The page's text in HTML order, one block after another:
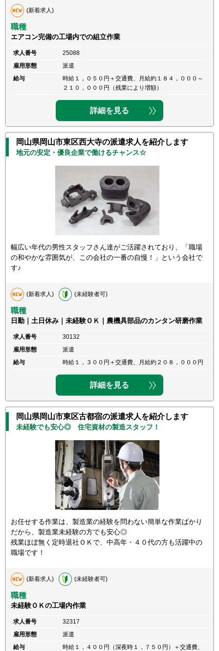
(新着求人)
職種
エアコン完備の工場内での組立作業
求人番号
25088
雇用形態
派遣
給与
時給１，０５０円＋交通費、月給約１８４，０００～
２１０，０００円（残業により増額）
詳細を見る
岡山県岡山市東区西大寺の派遣求人を紹介します
地元の安定・優良企業で働けるチャンス☆
幅広い年代の男性スタッフさん達がご活躍されており、「職場
の和やかな雰囲気が、この会社の一番の自慢！」という会社で
す♪
(新着求人) (未経験者可)
職種
日勤｜土日休み｜未経験ＯＫ｜農機具部品のカンタン研磨作業
求人番号
30132
雇用形態
派遣
給与
時給１，３００円＋交通費、月給約２０８，０００円
詳細を見る
岡山県岡山市東区古都宿の派遣求人を紹介します
未経験でも安心◎ 住宅資材の製造スタッフ！
お任せする作業は、製造業の経験を問わない簡単な作業ばかり
だから、製造業未経験の方でも安心◎
残業ほぼ無く定時退社ＯＫで、中高年・４０代の方も活躍中の
職場です！
(新着求人) (未経験者可)
職種
未経験ＯＫの工場内作業
求人番号
32317
雇用形態
派遣
給与
時給１，４００円（深夜時１，７５０円）＋交通費、